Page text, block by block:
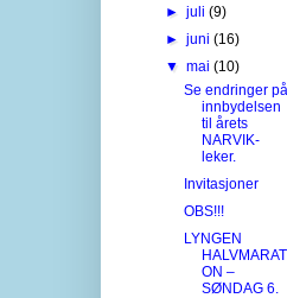
►juli(9)
►juni(16)
▼mai(10)
Se endringer på
innbydelsen
til årets
NARVIK-
leker.
Invitasjoner
OBS!!!
LYNGEN
HALVMARAT
ON –
SØNDAG 6.